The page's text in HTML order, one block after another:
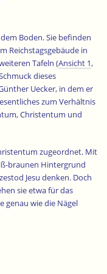
Boden. Sie befinden
Reichstagsgebäude in
Tafeln (Ansicht 1,
dieses
Uecker, in dem er
zum Verhältnis
Christentum und
zugeordnet. Mit
braunen Hintergrund
Jesu denken. Doch
sie etwa für das
genau wie die Nägel
und als Leichentuch
als auch voll